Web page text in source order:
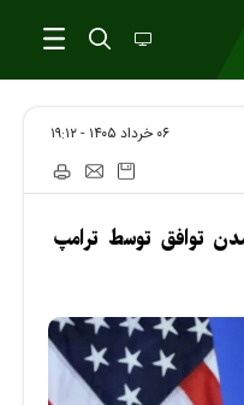
۰۶ خرداد ۱۴۰۵ - ۱۹:۱۲
توافق توسط ترامپ